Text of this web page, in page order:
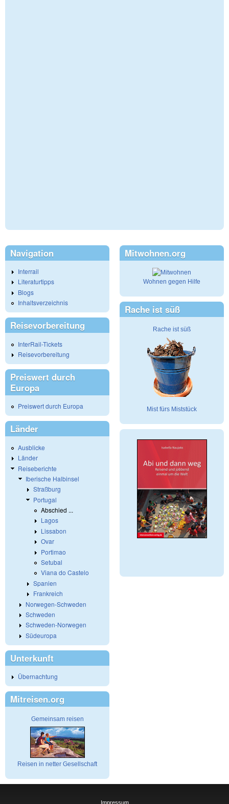
Navigation
Interrail
Literaturtipps
Blogs
Inhaltsverzeichnis
Reisevorbereitung
InterRail-Tickets
Reisevorbereitung
Preiswert durch
Europa
Preiswert durch Europa
Länder
Ausblicke
Länder
Reiseberichte
Iberische Halbinsel
Straßburg
Portugal
Abschied ...
Lagos
Lissabon
Ovar
Portimao
Setubal
Viana do Castelo
Spanien
Frankreich
Norwegen-Schweden
Schweden
Schweden-Norwegen
Südeuropa
Unterkunft
Übernachtung
Mitreisen.org
Gemeinsam reisen
Reisen in netter Gesellschaft
Mitwohnen.org
Wohnen gegen Hilfe
Rache ist süß
Rache ist süß
Mist fürs Miststück
Impressum